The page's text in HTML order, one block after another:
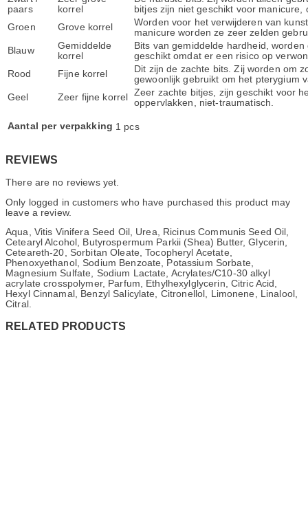
paars
korrel
bitjes zijn niet geschikt voor manicure,
Groen
Grove korrel
Worden voor het verwijderen van
manicure worden ze zeer zelden
Blauw
Gemiddelde
korrel
Bits van gemiddelde hardheid,
geschikt omdat er een risico op
Rood
Fijne korrel
Dit zijn de zachte bits. Zij worden om
gewoonlijk gebruikt om het pterygium
Geel
Zeer fijne korrel
Zeer zachte bitjes, zijn geschikt voor
oppervlakken, niet-traumatisch.
Aantal per verpakking 1 pcs
REVIEWS
There are no reviews yet.
Only logged in customers who have purchased this product may
leave a review.
Aqua, Vitis Vinifera Seed Oil, Urea, Ricinus Communis Seed Oil,
Cetearyl Alcohol, Butyrospermum Parkii (Shea) Butter, Glycerin,
Ceteareth-20, Sorbitan Oleate, Tocopheryl Acetate,
Phenoxyethanol, Sodium Benzoate, Potassium Sorbate,
Magnesium Sulfate, Sodium Lactate, Acrylates/C10-30 alkyl
acrylate crosspolymer, Parfum, Ethylhexylglycerin, Citric Acid,
Hexyl Cinnamal, Benzyl Salicylate, Citronellol, Limonene, Linalool,
Citral.
RELATED PRODUCTS